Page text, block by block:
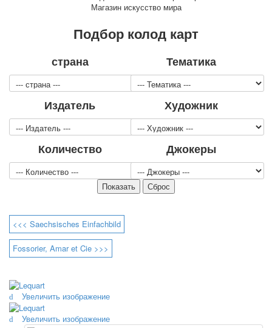
Транспорт
Охота и рыбалка
Армия и полиция
Недорогие колоды для игры
Открытки
23 февраля
Поздравляю
Свадьба
С днём рождения!
Октябрьская революция
С рождеством
Пасха
Магазин искусство мира
Подбор колод карт
страна Тематика
Издатель Художник
Количество Джокеры
<<< Saechsisches Einfachbild
Fossorier, Amar et Cie >>>
Увеличить изображение
Увеличить изображение